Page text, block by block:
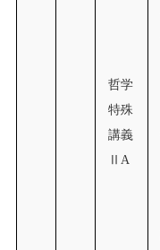
哲学
特殊
講義
ⅡA